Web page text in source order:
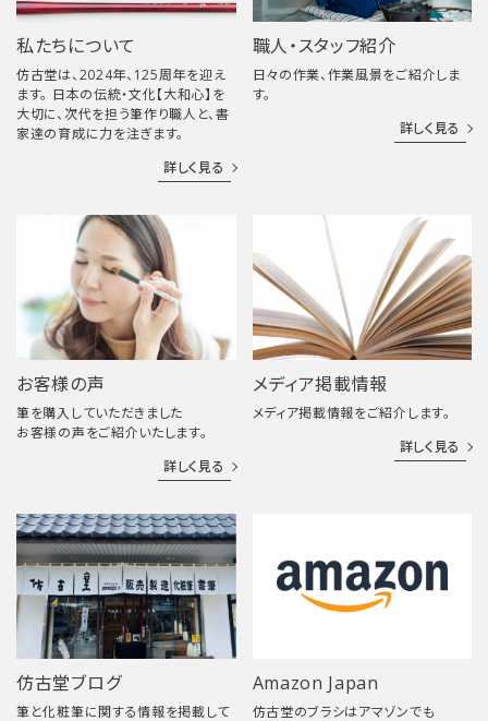
私たちについて
仿古堂は、2024年、125周年を迎え
ます。 日本の伝統・文化【大和心】を
大切に、次代を担う筆作り職人と、書
家達の育成に力を注ぎます。
詳しく見る
職人・スタッフ紹介
日々の作業、作業風景をご紹介しま
す。
詳しく見る
お客様の声
筆を購入していただきました
お客様の声をご紹介いたします。
詳しく見る
メディア掲載情報
メディア掲載情報をご紹介します。
詳しく見る
仿古堂ブログ
筆と化粧筆に関する情報を掲載して
Amazon Japan
仿古堂のブラシはアマゾンでも